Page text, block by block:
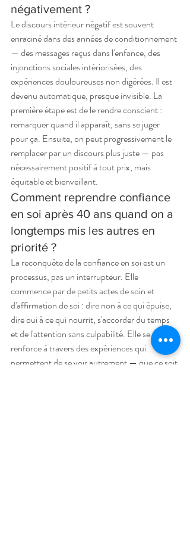
négativement ?
Le discours intérieur négatif est souvent
enraciné dans des années de conditionnement
— des messages reçus dans l'enfance, des
injonctions sociales intériorisées, des
expériences douloureuses non digérées. Il est
devenu automatique, presque invisible. La
première étape est de le rendre conscient :
remarquer quand il apparaît, sans se juger
pour ça. Ensuite, on peut progressivement le
remplacer par un discours plus juste — pas
nécessairement positif à tout prix, mais
équitable et bienveillant.
Comment reprendre confiance
en soi après 40 ans quand on a
longtemps mis les autres en
priorité ?
La reconquête de la confiance en soi est un
processus, pas un interrupteur. Elle
commence par de petits actes de soin et
d'affirmation de soi : dire non à ce qui épuise,
dire oui à ce qui nourrit, s'accorder du temps
et de l'attention sans culpabilité. Elle se
renforce à travers des expériences qui
permettent de se voir autrement — que ce soit